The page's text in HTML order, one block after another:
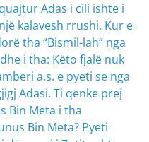
Adas i cili ishte i
kalavesh rrushi. Kur e
tha “Bismil-lah” nga
i tha: Këto fjalë nuk
a.s. e pyeti se nga
Adasi. Ti qenke prej
Bin Meta i tha
Bin Meta? Pyeti